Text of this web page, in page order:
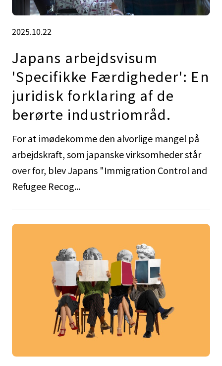
2025.10.22
Japans arbejdsvisum
'Specifikke Færdigheder': En
juridisk forklaring af de
berørte industriområd.
For at imødekomme den alvorlige mangel på
arbejdskraft, som japanske virksomheder står
over for, blev Japans "Immigration Control and
Refugee Recog...